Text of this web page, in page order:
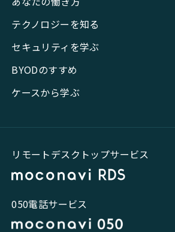
テクノロジーを知る
セキュリティを学ぶ
BYODのすすめ
ケースから学ぶ
リモートデスクトップサービス
050電話サービス